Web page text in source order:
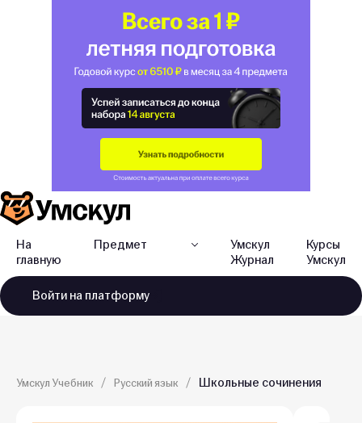
На
главную
Предмет
Умскул
Журнал
Курсы
Умскул
Войти на платформу
Умскул Учебник Русский язык Школьные сочинения